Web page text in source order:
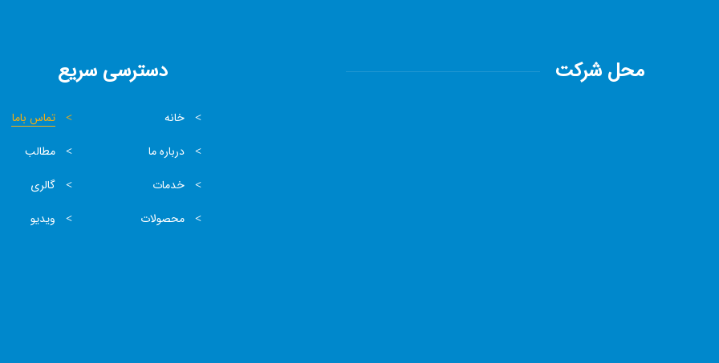
دسترسی سریع
خانه
تماس باما
درباره ما
مطالب
خدمات
گالری
محصولات
ویدیو
محل شرکت